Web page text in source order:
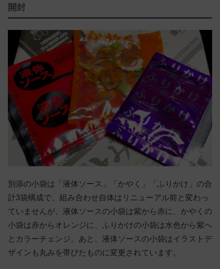
開封
別添の小袋は「液体ソース」「かやく」「ふりかけ」の合
計3袋構成で、組み合わせ自体はリニューアル前と変わっ
ていませんが、液体ソースの小袋は紫から赤に、かやくの
小袋は赤からオレンジに、ふりかけの小袋は水色から紫へ
とカラーチェンジ。あと、液体ソースの小袋はイラストデ
ザインも丸みを帯びたものに変更されています。